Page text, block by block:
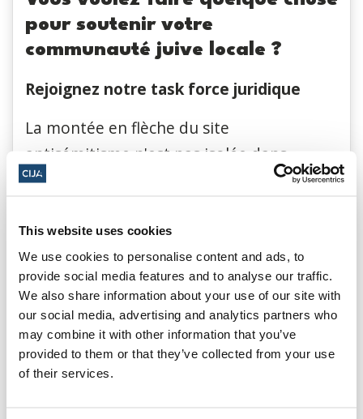
This website uses cookies
We use cookies to personalise content and ads, to
provide social media features and to analyse our traffic.
We also share information about your use of our site with
our social media, advertising and analytics partners who
may combine it with other information that you’ve
provided to them or that they’ve collected from your use
of their services.
pour soutenir votre
communauté juive locale ?
Rejoignez notre task force juridique
La montée en flèche du site
antisémitisme n'est pas isolée dans
d'autres parties du monde, elle se produit
CIJA et de l'UJA, un groupe de 150 juristes
travaille déjà d'arrache-pied à l'utilisation
de la loi pour combattre la haine des juifs
à laquelle nous assistons. D'autres
groupes juridiques sont en cours de
création à Vancouver, Calgary, Montréal